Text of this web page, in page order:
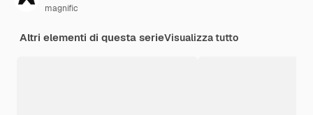
magnific
Altri elementi di questa serieVisualizza tutto